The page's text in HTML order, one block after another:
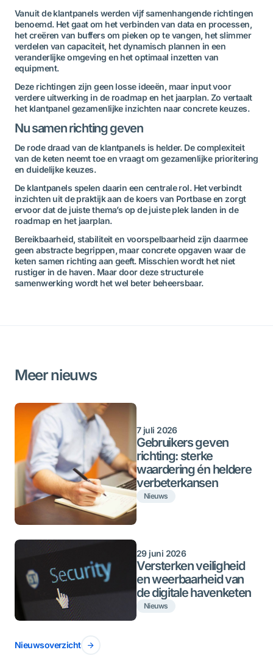
Vanuit de klantpanels werden vijf samenhangende richtingen
benoemd. Het gaat om het verbinden van data en processen,
het creëren van buffers om pieken op te vangen, het slimmer
verdelen van capaciteit, het dynamisch plannen in een
veranderlijke omgeving en het optimaal inzetten van
equipment.
Deze richtingen zijn geen losse ideeën, maar input voor
verdere uitwerking in de roadmap en het jaarplan. Zo vertaalt
het klantpanel gezamenlijke inzichten naar concrete keuzes.
Nu samen richting geven
De rode draad van de klantpanels is helder. De complexiteit
van de keten neemt toe en vraagt om gezamenlijke prioritering
en duidelijke keuzes.
De klantpanels spelen daarin een centrale rol. Het verbindt
inzichten uit de praktijk aan de koers van Portbase en zorgt
ervoor dat de juiste thema’s op de juiste plek landen in de
roadmap en het jaarplan.
Bereikbaarheid, stabiliteit en voorspelbaarheid zijn daarmee
geen abstracte begrippen, maar concrete opgaven waar de
keten samen richting aan geeft. Misschien wordt het niet
rustiger in de haven. Maar door deze structurele
samenwerking wordt het wel beter beheersbaar.
Meer nieuws
7 juli 2026
Gebruikers geven
richting: sterke
waardering én heldere
verbeterkansen
Nieuws
29 juni 2026
Versterken veiligheid
en weerbaarheid van
de digitale havenketen
Nieuws
Nieuwsoverzicht